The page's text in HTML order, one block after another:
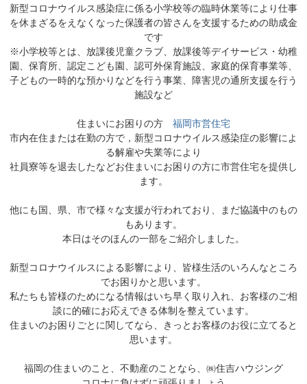
新型コロナウイルス感染症に係る小学校等の臨時休業等により仕事
を休まざるをえなくなった保護者の皆さんを支援するための助成金
です
※小学校等とは、放課後児童クラブ、放課後等デイサービス・幼稚
園、保育所、認定こども園、認可外保育施設、家庭的保育事業等、
子どもの一時的な預かりなどを行う事業、障害児の通所支援を行う
施設など
住まいにお困りの方 福岡市営住宅
市内在住または在勤の方で，新型コロナウイルス感染症の影響によ
る解雇や失業等により
社員寮等を退去したなどお住まいにお困りの方に市営住宅を提供し
ます。
他にも国、県、市で様々な支援が行われており、まだ協議中のもの
もあります。
本日はそのほんの一部をご紹介しました。
新型コロナウイルスによる影響により、皆様生活のいろんなところ
でお困りかと思います。
私たちも皆様のためになる情報はいち早く取り入れ、お客様のご相
談に的確にお応えできる体制を整えています。
住まいのお困りごとに関してなら、きっとお客様のお役に立てると
思います。
福岡の住まいのこと、不動産のことなら、㈱住吉ハウジング